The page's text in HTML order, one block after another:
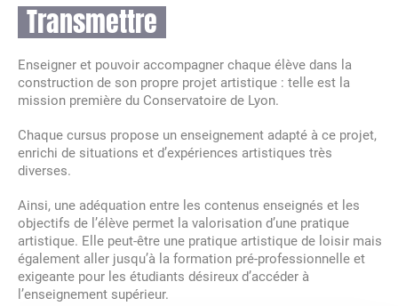
Transmettre
Enseigner et pouvoir accompagner chaque élève dans la
construction de son propre projet artistique : telle est la
mission première du Conservatoire de Lyon.
Chaque cursus propose un enseignement adapté à ce projet,
enrichi de situations et d’expériences artistiques très
diverses.
Ainsi, une adéquation entre les contenus enseignés et les
objectifs de l’élève permet la valorisation d’une pratique
artistique. Elle peut-être une pratique artistique de loisir mais
également aller jusqu’à la formation pré-professionnelle et
exigeante pour les étudiants désireux d’accéder à
l’enseignement supérieur.